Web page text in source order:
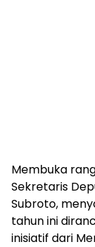
Membuka
Sekretaris
Subroto,
tahun ini
inisiatif dari